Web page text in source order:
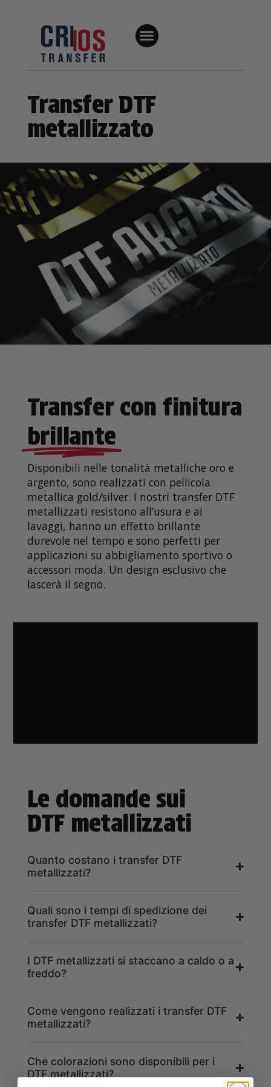
Transfer DTF
metallizzato
Transfer con finitura
brillante
Disponibili nelle tonalità metalliche oro e
argento, sono realizzati con pellicola
metallica gold/silver. I nostri transfer DTF
metallizzati resistono all’usura e ai
lavaggi, hanno un effetto brillante
durevole nel tempo e sono perfetti per
applicazioni su abbigliamento sportivo o
accessori moda. Un design esclusivo che
lascerà il segno.
Le domande sui
DTF metallizzati
Quanto costano i transfer DTF
metallizzati?
Quali sono i tempi di spedizione dei
transfer DTF metallizzati?
I DTF metallizzati si staccano a caldo o a
freddo?
Come vengono realizzati i transfer DTF
metallizzati?
Che colorazioni sono disponibili per i
DTF metallizzati?